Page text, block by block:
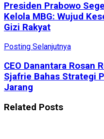
Presiden Prabowo
Kelola MBG: Wujud
Gizi Rakyat
Posting Selanjutnya
CEO Danantara Rosan
Sjafrie Bahas Strategi
Jarang
Related Posts